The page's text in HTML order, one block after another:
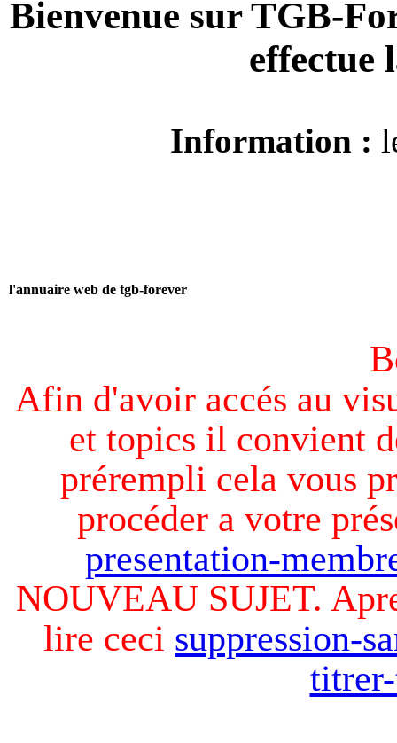
Bienvenue sur TGB-
Information :
l'annuaire web de tgb-forever
Afin d'avoir accés au
et topics il convient
prérempli cela vous
procéder a votre
presentation-
NOUVEAU SUJET.
lire ceci suppression-